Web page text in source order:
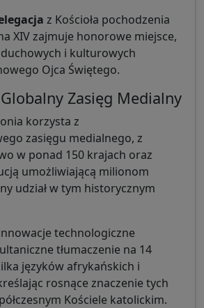
z Kościoła pochodzenia
XIV zajmuje honorowe miejsce,
i kulturowych
Ojca Świętego.
Zasięg Medialny
korzysta z
zasięgu medialnego, z
w ponad 150 krajach oraz
umożliwiającą milionom
udział w tym historycznym
technologiczne
tłumaczenie na 14
języków afrykańskich i
rosnące znaczenie tych
Kościele katolickim.